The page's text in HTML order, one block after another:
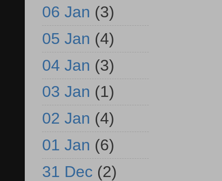
06 Jan (3)
05 Jan (4)
04 Jan (3)
03 Jan (1)
02 Jan (4)
01 Jan (6)
31 Dec (2)